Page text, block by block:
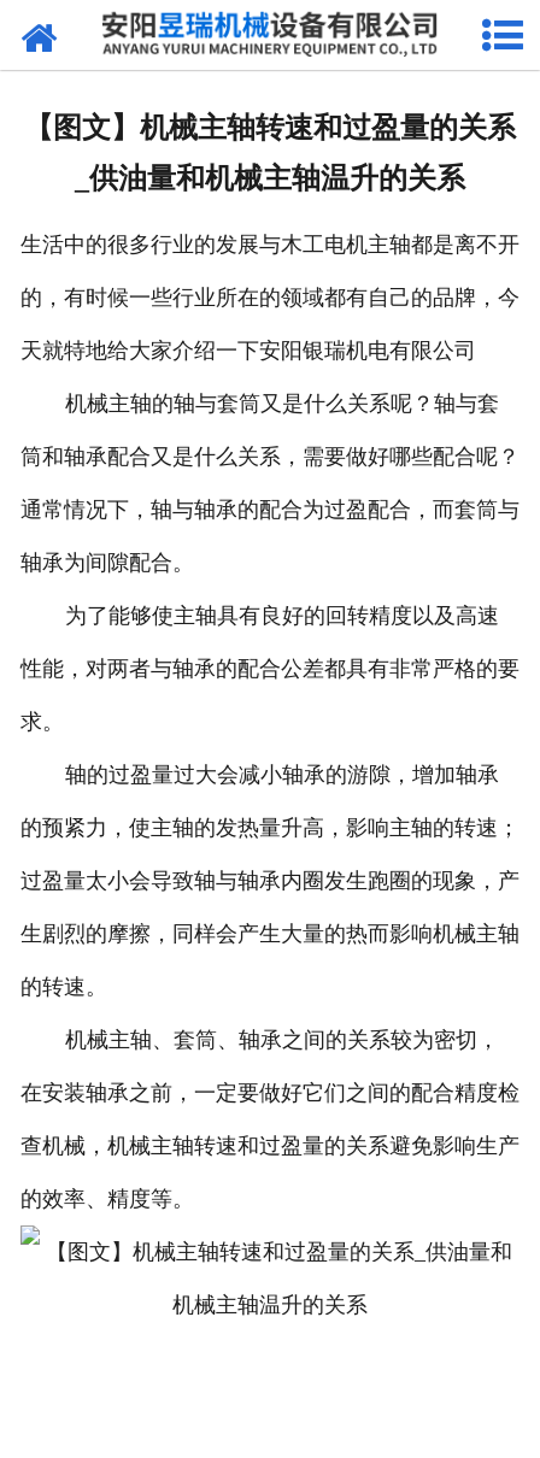
网站首页
联系我们
【图文】机械主轴转速和过盈量的关系
_供油量和机械主轴温升的关系
生活中的很多行业的发展与木工电机主轴都是离不开
的，有时候一些行业所在的领域都有自己的品牌，今
天就特地给大家介绍一下安阳银瑞机电有限公司
机械主轴的轴与套筒又是什么关系呢？轴与套
筒和轴承配合又是什么关系，需要做好哪些配合呢？
通常情况下，轴与轴承的配合为过盈配合，而套筒与
轴承为间隙配合。
为了能够使主轴具有良好的回转精度以及高速
性能，对两者与轴承的配合公差都具有非常严格的要
求。
轴的过盈量过大会减小轴承的游隙，增加轴承
的预紧力，使主轴的发热量升高，影响主轴的转速；
过盈量太小会导致轴与轴承内圈发生跑圈的现象，产
生剧烈的摩擦，同样会产生大量的热而影响机械主轴
的转速。
机械主轴、套筒、轴承之间的关系较为密切，
在安装轴承之前，一定要做好它们之间的配合精度检
查机械，机械主轴转速和过盈量的关系避免影响生产
的效率、精度等。